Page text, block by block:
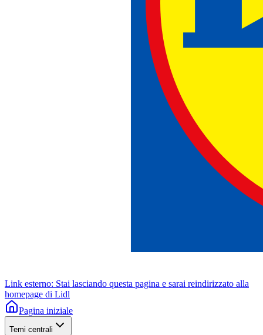
Link esterno: Stai lasciando questa pagina e sarai reindirizzato alla
homepage di Lidl
Pagina iniziale
Temi centrali